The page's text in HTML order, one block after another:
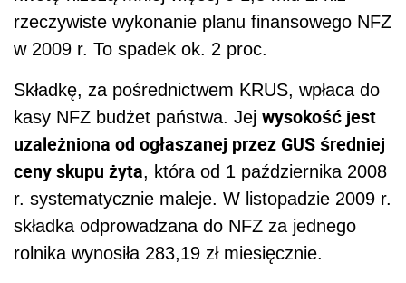
rzeczywiste wykonanie planu finansowego NFZ
w 2009 r. To spadek ok. 2 proc.
Składkę, za pośrednictwem KRUS, wpłaca do
kasy NFZ budżet państwa. Jej wysokość jest
uzależniona od ogłaszanej przez GUS średniej
ceny skupu żyta, która od 1 października 2008
r. systematycznie maleje. W listopadzie 2009 r.
składka odprowadzana do NFZ za jednego
rolnika wynosiła 283,19 zł miesięcznie.